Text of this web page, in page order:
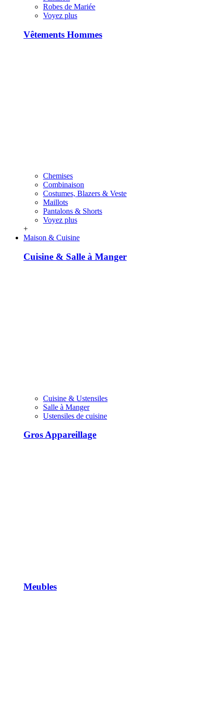
Robes de Mariée
Voyez plus
Vêtements Hommes
Chemises
Combinaison
Costumes, Blazers & Veste
Maillots
Pantalons & Shorts
Voyez plus
+
Maison & Cuisine
Cuisine & Salle à Manger
Cuisine & Ustensiles
Salle à Manger
Ustensiles de cuisine
Gros Appareillage
Meubles